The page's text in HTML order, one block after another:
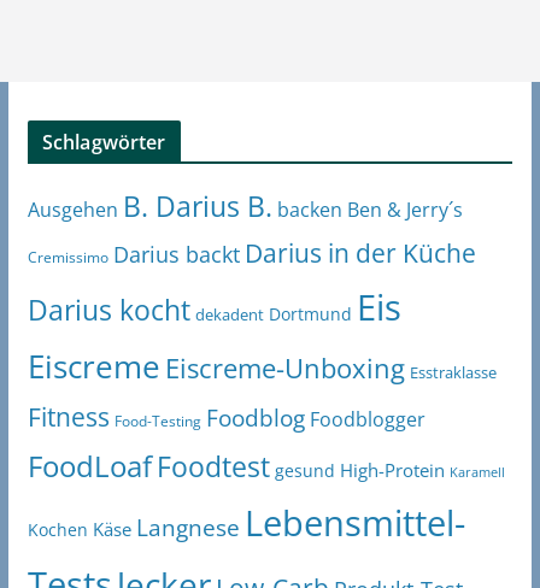
Schlagwörter
Ausgehen B. Darius B. backen Ben & Jerry´s
Cremissimo Darius backt Darius in der Küche
Darius kocht dekadent Dortmund Eis
Eiscreme Eiscreme-Unboxing Esstraklasse
Fitness Food-Testing Foodblog Foodblogger
FoodLoaf Foodtest gesund High-Protein Karamell
Kochen Käse Langnese Lebensmittel-